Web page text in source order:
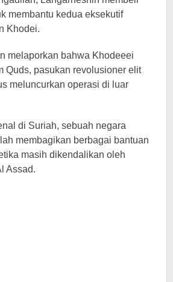
membantu kedua eksekutif
Khodei.
melaporkan bahwa Khodeeei
Quds, pasukan revolusioner elit
meluncurkan operasi di luar
di Suriah, sebuah negara
membagikan berbagai bantuan
masih dikendalikan oleh
Assad.